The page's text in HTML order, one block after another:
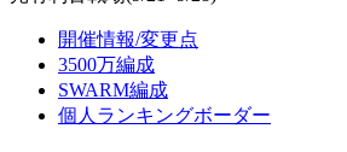
開催情報/変更点
3500万編成
SWARM編成
個人ランキングボーダー